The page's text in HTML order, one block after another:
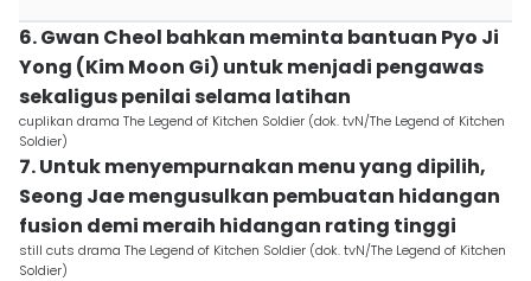
6. Gwan Cheol bahkan meminta bantuan Pyo Ji
Yong (Kim Moon Gi) untuk menjadi pengawas
sekaligus penilai selama latihan
cuplikan drama The Legend of Kitchen Soldier (dok. tvN/The Legend of Kitchen
Soldier)
7. Untuk menyempurnakan menu yang dipilih,
Seong Jae mengusulkan pembuatan hidangan
fusion demi meraih hidangan rating tinggi
still cuts drama The Legend of Kitchen Soldier (dok. tvN/The Legend of Kitchen
Soldier)